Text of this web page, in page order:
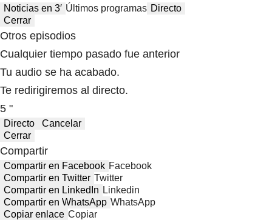
Noticias en 3′ Últimos programas Directo
Cerrar
Otros episodios
Cualquier tiempo pasado fue anterior
Tu audio se ha acabado.
Te redirigiremos al directo.
5 "
Directo
Cancelar
Cerrar
Compartir
Compartir en Facebook Facebook
Compartir en Twitter Twitter
Compartir en LinkedIn Linkedin
Compartir en WhatsApp WhatsApp
Copiar enlace Copiar